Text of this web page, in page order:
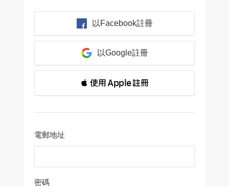
以Facebook註冊
以Google註冊
 使用 Apple 註冊
電郵地址
密碼